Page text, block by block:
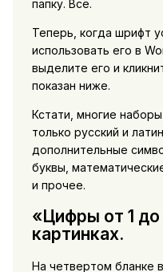
папку. Всё.
Теперь, когда шрифт
использовать его в
выделите его и
показан ниже.
Кстати, многие
только русский и
дополнительные
буквы,
и прочее.
«Цифры от 1 до
картинках.
На четвертом бланке